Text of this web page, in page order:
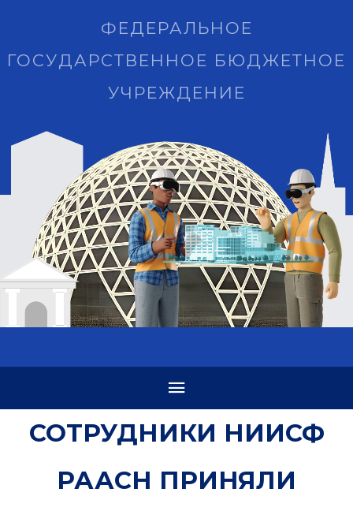
ФЕДЕРАЛЬНОЕ
ГОСУДАРСТВЕННОЕ БЮДЖЕТНОЕ
УЧРЕЖДЕНИЕ
СОТРУДНИКИ НИИСФ
РААСН ПРИНЯЛИ